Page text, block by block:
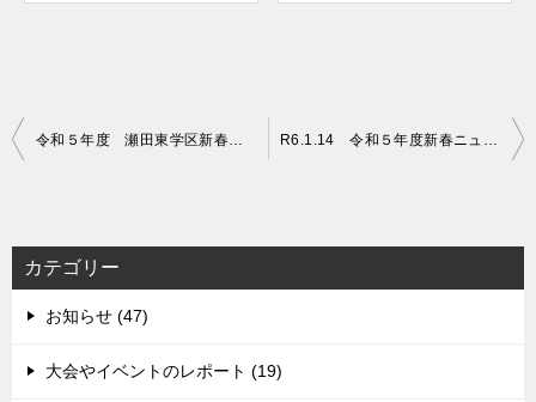
投
ビ
ゲ
ー
シ
令和５年度 瀬田東学区新春ニュースポーツ（ボッチャ）大会 R6.1.14 令和５年度新春ニュースポーツ（ボッチャ）大会 開催しました！
カテゴリー
お知らせ (47)
大会やイベントのレポート (19)